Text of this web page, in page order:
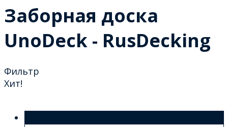
Заборная доска
UnoDeck - RusDecking
Фильтр
Хит!